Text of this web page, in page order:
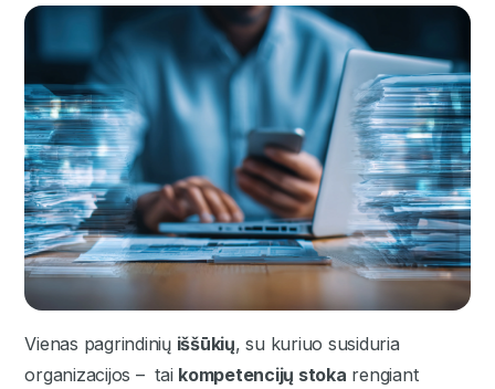
Vienas pagrindinių iššūkių, su kuriuo susiduria
organizacijos – tai kompetencijų stoka rengiant